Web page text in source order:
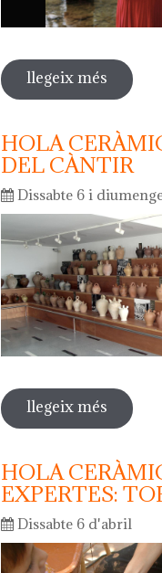
llegeix més sobre
HOLA
DEL CÀNTIR
Dissabte 6 i
llegeix més sobre
HOLA
EXPERTES:
Dissabte 6 d'abril